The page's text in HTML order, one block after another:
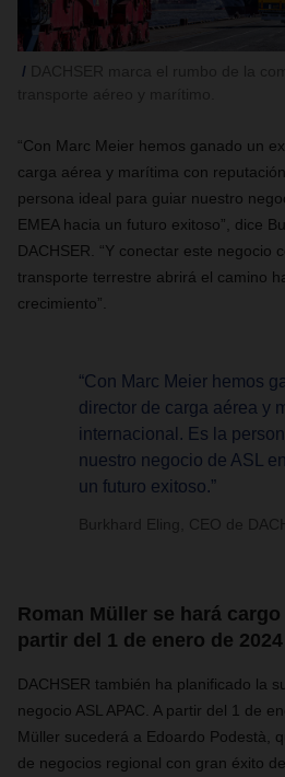
“Con Marc Meier hemos ganado un
carga aérea y marítima con
persona ideal para guiar nuestro
EMEA hacia un futuro exitoso”, dice
DACHSER. “Y conectar este negocio
transporte terrestre abrirá el camino
crecimiento”.
“Con Marc Meier hemos
director de carga aérea y
internacional. Es la
nuestro negocio de ASL
un futuro exitoso.”
Burkhard Eling, CEO de
Roman Müller se hará cargo
partir del 1 de enero de 2024
DACHSER también ha planificado la
negocio ASL APAC. A partir del 1 de
Müller sucederá a Edoardo Podestà,
de negocios regional con gran éxito